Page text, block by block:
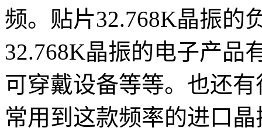
频。贴片32.768K晶振的
32.768K晶振的电子产品
可穿戴设备等等。也还
常用到这款频率的进口晶